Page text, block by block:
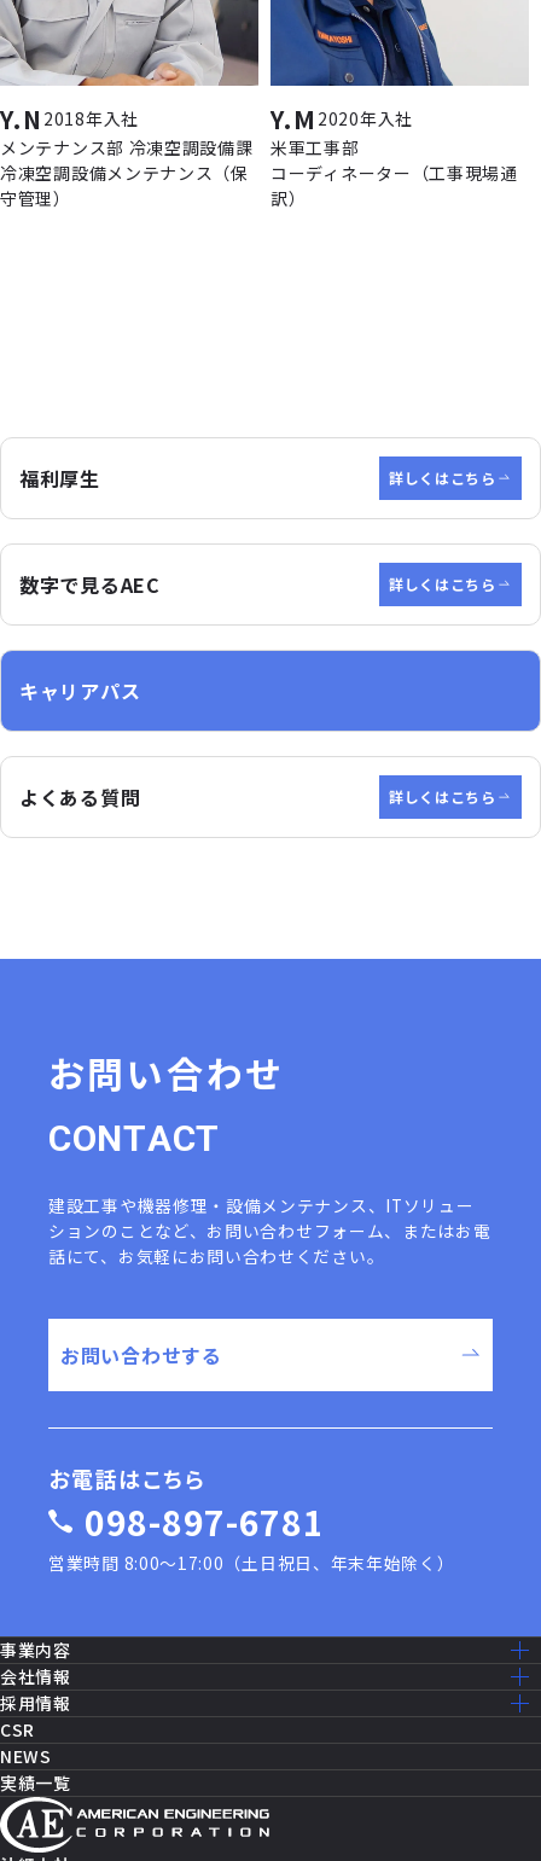
Y.N 2018年入社
メンテナンス部 冷凍空調設備課
冷凍空調設備メンテナンス（保
守管理）
Y.M 2020年入社
米軍工事部
コーディネーター（工事現場通
訳）
福利厚生 詳しくはこちら
数字で見るAEC 詳しくはこちら
キャリアパス
よくある質問 詳しくはこちら
お問い合わせ
CONTACT
建設工事や機器修理・設備メンテナンス、ITソリュー
ションのことなど、 お問い合わせフォーム、またはお電
話にて、お気軽にお問い合わせください。
お問い合わせする
お電話はこちら
098-897-6781
営業時間 8:00〜17:00（土日祝日、年末年始除く）
事業内容
事業内容一覧
建設工事［米軍基地］
建設工事［公共事業］
機器修理・設備メンテナンス
ITソリューション
消防設備・制御
セールス・マーケティング
セキュリティシステム
パートナー契約
会社情報
ミッション・ビジョン
ごあいさつ
会社概要
沿革
アクセスマップ
グループ企業一覧
採用情報
採用情報トップ
仕事を知る
先輩社員の声
働く環境
福利厚生
数字で見るAEC
CSR
NEWS
実績一覧